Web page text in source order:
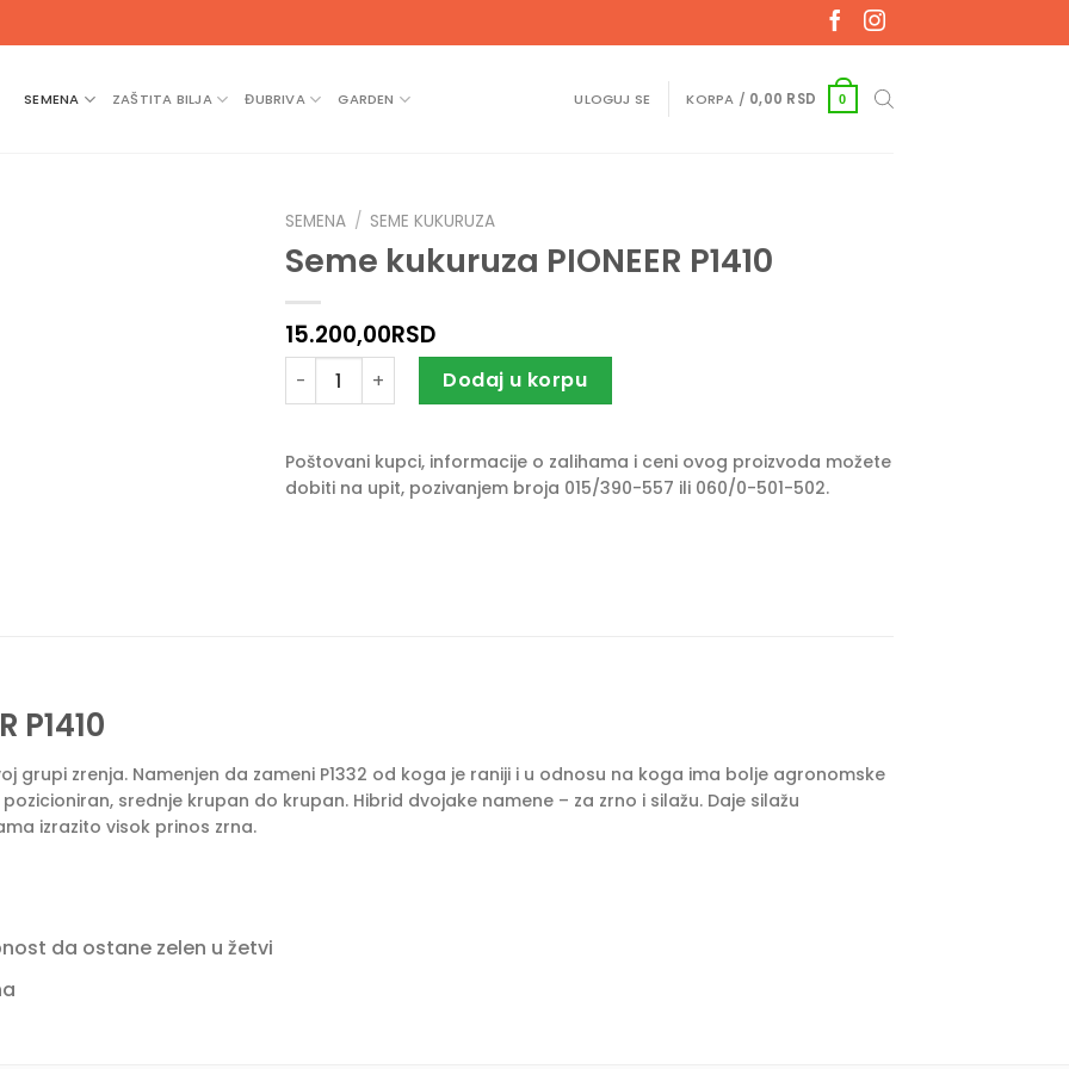
SEMENA ZAŠTITA BILJA ĐUBRIVA GARDEN ULOGUJ SE KORPA / 0,00 RSD 0
SEMENA / SEME KUKURUZA
Seme kukuruza PIONEER P1410
15.200,00RSD
Seme kukuruza PIONEER P1410 količina
Dodaj u korpu
Poštovani kupci, informacije o zalihama i ceni ovog proizvoda možete
dobiti na upit, pozivanjem broja 015/390-557 ili 060/0-501-502.
P1410
grupi zrenja. Namenjen da zameni P1332 od koga je raniji i u odnosu na koga ima bolje agronomske
srednje krupan do krupan. Hibrid dvojake namene – za zrno i silažu. Daje silažu
izrazito visok prinos zrna.
da ostane zelen u žetvi